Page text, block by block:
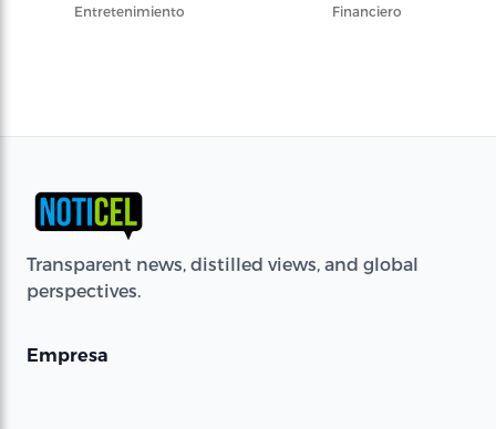
Entretenimiento
Financiero
Transparent news, distilled views, and global
perspectives.
Empresa